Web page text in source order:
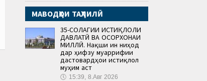
МАВОДҲОИ ТАҲЛИЛӢ
35-СОЛАГИИ ИСТИҚЛОЛИ
ДАВЛАТӢ ВА ОСОРХОНАИ
МИЛЛӢ. Нақши ин ниҳод
дар ҳифзу муаррифии
дастовардҳои истиқлол
муҳим аст
🕔 15:39, 8.Авг 2026